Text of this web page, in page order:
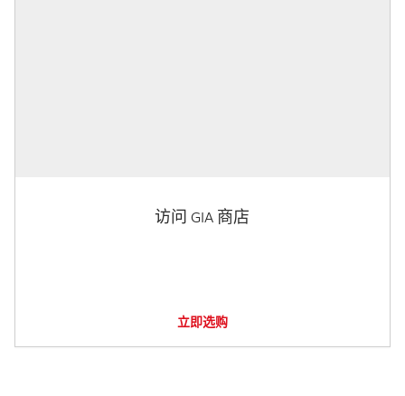
访问 GIA 商店
立即选购